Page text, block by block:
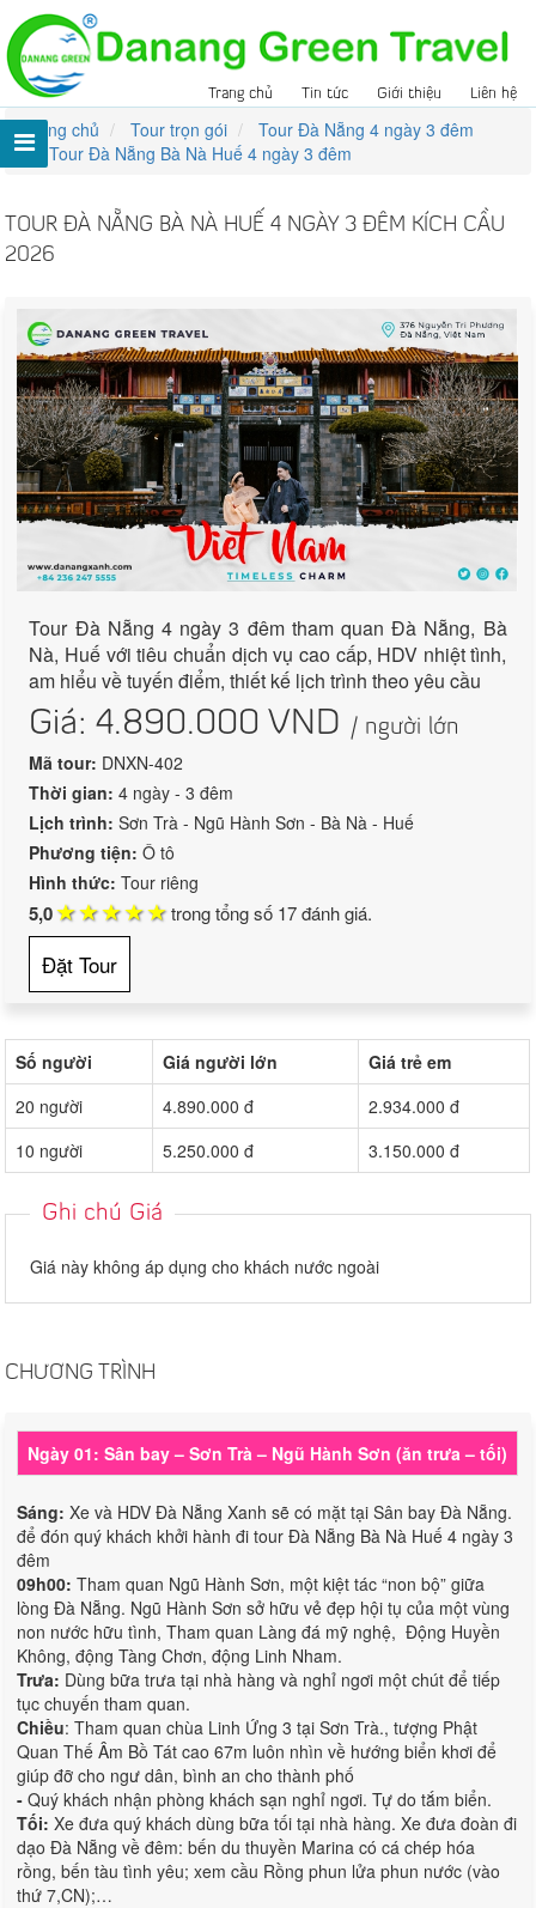
Trang chủ Tin tức Giới thiệu Liên hệ
Trang chủ Tour trọn gói
Tour Đà Nẵng 4 ngày 3 đêm
Tour Đà Nẵng Bà Nà Huế 4 ngày 3 đêm
TOUR ĐÀ NẴNG BÀ NÀ HUẾ 4 NGÀY 3 ĐÊM KÍCH CẦU
2026
Tour Đà Nẵng 4 ngày 3 đêm tham quan Đà Nẵng, Bà
Nà, Huế với tiêu chuẩn dịch vụ cao cấp, HDV nhiệt tình,
am hiểu về tuyến điểm, thiết kế lịch trình theo yêu cầu
Giá:4.890.000 VND / người lớn
Mã tour: DNXN-402
Thời gian:4 ngày - 3 đêm
Lịch trình:Sơn Trà - Ngũ Hành Sơn - Bà Nà - Huế
Phương tiện:Ô tô
Hình thức:Tour riêng
5,0 trong tổng số 17đánh giá.
Đặt Tour
Số người Giá người lớn
Giá trẻ em
20 người
4.890.000 đ
2.934.000 đ
10 người
5.250.000 đ 3.150.000 đ
Ghi chú Giá
Giá này không áp dụng cho khách nước ngoài
CHƯƠNG TRÌNH
Ngày 01: Sân bay – Sơn Trà – Ngũ Hành Sơn (ăn trưa – tối)
Sáng: Xe và HDV Đà Nẵng Xanh sẽ có mặt tại Sân bay Đà Nẵng.
để đón quý khách khởi hành đi tour Đà Nẵng Bà Nà Huế 4 ngày 3
đêm
09h00: Tham quan Ngũ Hành Sơn, một kiệt tác “non bộ” giữa
lòng Đà Nẵng. Ngũ Hành Sơn sở hữu vẻ đẹp hội tụ của một vùng
non nước hữu tình, Tham quan Làng đá mỹ nghệ, Động Huyền
Không, động Tàng Chơn, động Linh Nham.
Trưa: Dùng bữa trưa tại nhà hàng và nghỉ ngơi một chút để tiếp
tục chuyến tham quan.
Chiều: Tham quan chùa Linh Ứng 3 tại Sơn Trà., tượng Phật
Quan Thế Âm Bồ Tát cao 67m luôn nhìn về hướng biển khơi để
giúp đỡ cho ngư dân, bình an cho thành phố
- Quý khách nhận phòng khách sạn nghỉ ngơi. Tự do tắm biển.
Tối: Xe đưa quý khách dùng bữa tối tại nhà hàng. Xe đưa đoàn đi
dạo Đà Nẵng về đêm: bến du thuyền Marina có cá chép hóa
rồng, bến tàu tình yêu; xem cầu Rồng phun lửa phun nước (vào
thứ 7,CN);…